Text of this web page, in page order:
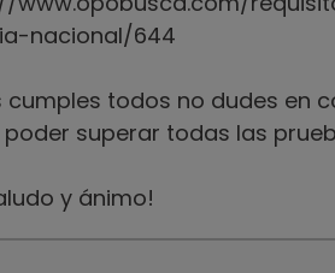
nacional/644
cumples todos no dudes en
superar todas las
y ánimo!